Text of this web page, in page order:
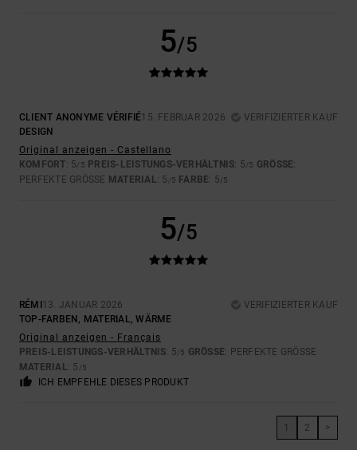
5/5
CLIENT ANONYME VÉRIFIÉ15. FEBRUAR 2026
VERIFIZIERTER KAUF
DESIGN
Original anzeigen - Castellano
KOMFORT: 5/5 PREIS-LEISTUNGS-VERHÄLTNIS: 5/5 GRÖSSE :
PERFEKTE GRÖSSE MATERIAL: 5 /5 FARBE: 5/5
5/5
RÉMI 13. JANUAR 2026
VERIFIZIERTER KAUF
TOP-FARBEN, MATERIAL, WÄRME
Original anzeigen - Français
PREIS-LEISTUNGS-VERHÄLTNIS: 5/5 GRÖSSE : PERFEKTE GRÖSSE
MATERIAL: 5 /5
ICH EMPFEHLE DIESES PRODUKT
1 2 >